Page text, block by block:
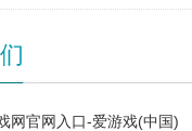
网官网入口-爱游戏(中国)